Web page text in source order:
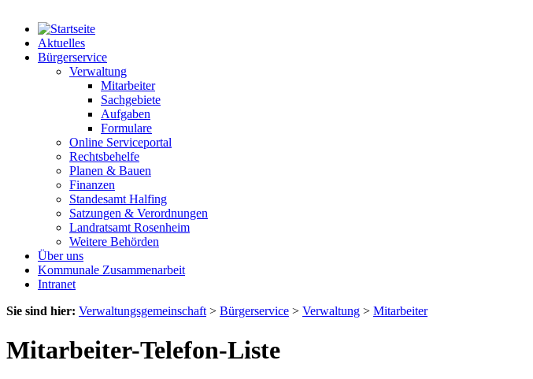
Aktuelles
Bürgerservice
Verwaltung
Mitarbeiter
Sachgebiete
Aufgaben
Formulare
Online Serviceportal
Rechtsbehelfe
Planen & Bauen
Finanzen
Standesamt Halfing
Satzungen & Verordnungen
Landratsamt Rosenheim
Weitere Behörden
Über uns
Kommunale Zusammenarbeit
Intranet
Sie sind hier: Verwaltungsgemeinschaft > Bürgerservice > Verwaltung > Mitarbeiter
Mitarbeiter-Telefon-Liste